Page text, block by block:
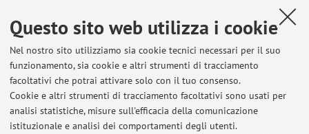
Questo sito web utilizza i cookie
Nel nostro sito utilizziamo sia cookie tecnici necessari per il suo
funzionamento, sia cookie e altri strumenti di tracciamento
facoltativi che potrai attivare solo con il tuo consenso.
Cookie e altri strumenti di tracciamento facoltativi sono usati per
analisi statistiche, misure sull'efficacia della comunicazione
istituzionale e analisi dei comportamenti degli utenti.
Didattica
Attività
Anno Accademico